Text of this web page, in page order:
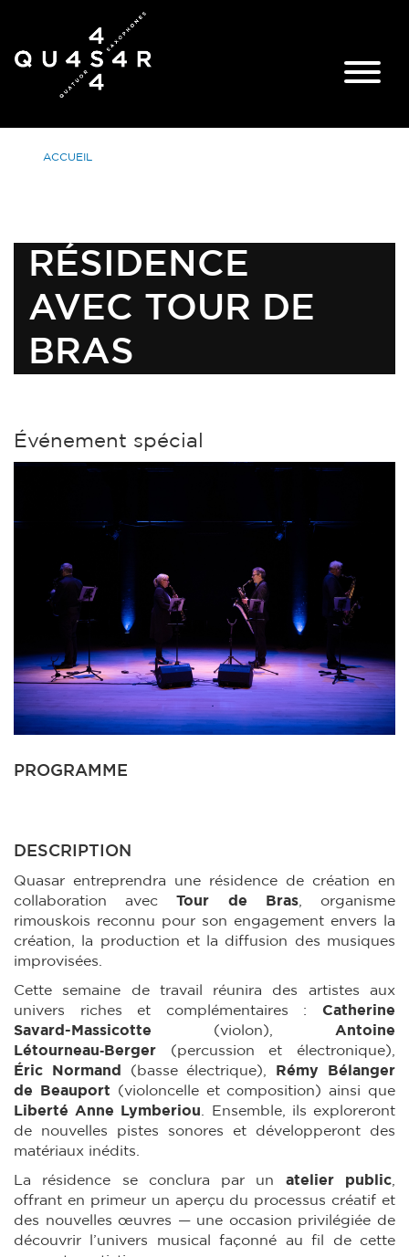
ACCUEIL
RÉSIDENCE
AVEC TOUR DE
BRAS
Événement spécial
PROGRAMME
DESCRIPTION
Quasar entreprendra une résidence de création en
collaboration avec Tour de Bras, organisme
rimouskois reconnu pour son engagement envers la
création, la production et la diffusion des musiques
improvisées.
Cette semaine de travail réunira des artistes aux
univers riches et complémentaires : Catherine
Savard-Massicotte (violon), Antoine
Létourneau‑Berger (percussion et électronique),
Éric Normand
(basse électrique),
Rémy Bélanger
de Beauport (violoncelle et composition) ainsi que
Liberté Anne Lymberiou . Ensemble, ils exploreront
de nouvelles pistes sonores et développeront des
matériaux inédits.
La résidence se conclura par un atelier public
offrant en primeur un aperçu du processus créatif et
des nouvelles œuvres — une occasion privilégiée de
découvrir l’univers musical façonné au fil de cette